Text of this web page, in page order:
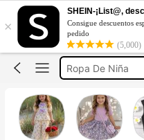
×
SHEIN-¡List@,
Consigue descuentos
pedido
(5,000)
Conjunto De
Vestidos De Niña
Ropa De Niña
Conjuntos Para
Conjunto De Niña
Vestidos De Niña